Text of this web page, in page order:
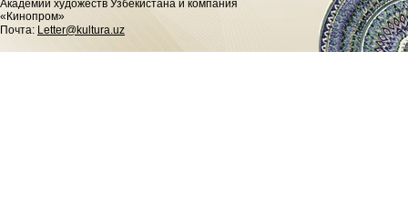
Академии художеств Узбекистана и компания
«Кинопром»
Почта: Letter@kultura.uz